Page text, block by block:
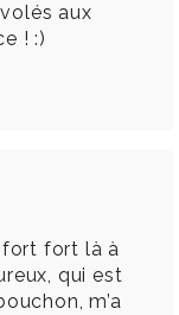
aux
! :)
fort fort là à
qui est
m’a